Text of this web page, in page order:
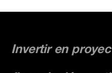
Invertir en